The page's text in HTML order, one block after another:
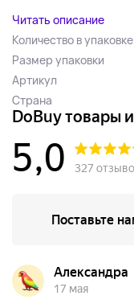
Читать описание
Количество в упаковке
Размер упаковки
Артикул
Страна